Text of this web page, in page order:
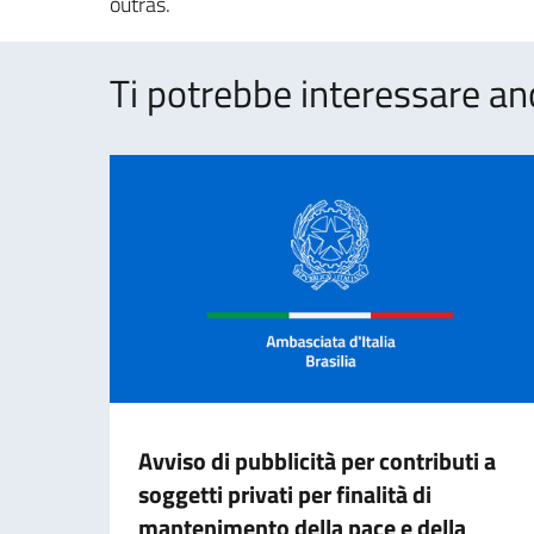
Ti potrebbe interessare
Avviso di pubblicità per contributi a
soggetti privati per finalità di